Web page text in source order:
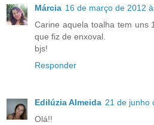
Márcia 16 de março de 2012
Carine aquela toalha tem uns
que fiz de enxoval.
bjs!
Responder
Edilúzia Almeida 21 de junho
Olá!!